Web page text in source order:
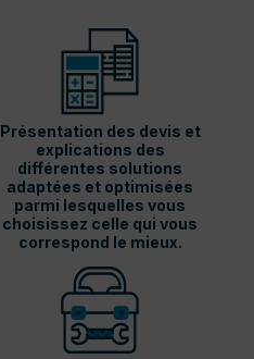
Présentation des devis et
explications des
différentes solutions
adaptées et optimisées
parmi lesquelles vous
choisissez celle qui vous
correspond le mieux.